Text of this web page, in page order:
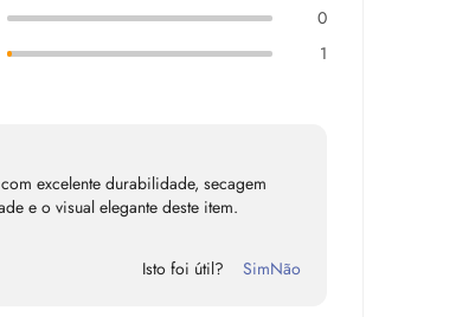
0
1
excelente durabilidade, secagem
e o visual elegante deste item.
Isto foi útil? SimNão